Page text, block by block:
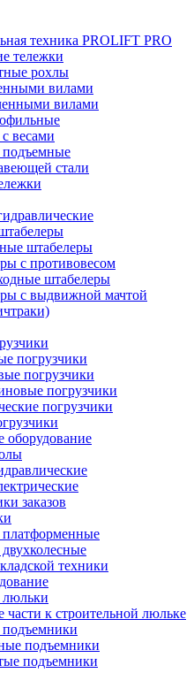
техника PROLIFT PRO
тележки
рохлы
вилами
вилами
весами
стали
штабелеры
с противовесом
штабелеры
с выдвижной мачтой
погрузчики
погрузчики
погрузчики
погрузчики
оборудование
заказов
техники
люльки
части к строительной люльке
подъемники
подъемники